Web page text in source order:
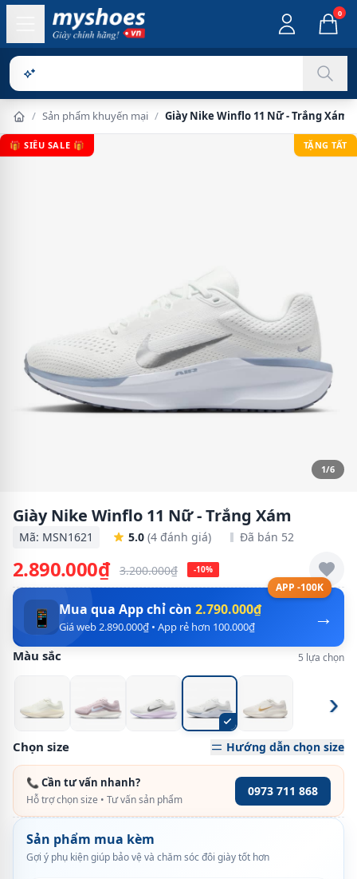
0
Sản phẩm c
/ Sản phẩm khuyến mại / Giày Nike Winflo 11 Nữ - Trắng Xám
🎁 SIÊU SALE 🎁 TẶNG TẤT
1/6
Giày Nike Winflo 11 Nữ - Trắng Xám
Mã: MSN1621 5.0 (4 đánh giá) Đã bán 52
2.890.000₫ 3.200.000₫ -10%
APP -100K
→
📱 Mua qua App chỉ còn 2.790.000₫
Giá web 2.890.000₫ • App rẻ hơn 100.000₫
Màu sắc 5 lựa chọn
›
Chọn size Hướng dẫn chọn size
📞 Cần tư vấn nhanh?
Hỗ trợ chọn size • Tư vấn sản phẩm
0973 711 868
Sản phẩm mua kèm
Gợi ý phụ kiện giúp bảo vệ và chăm sóc đôi giày tốt hơn